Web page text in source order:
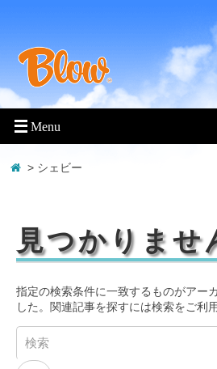
> シェビー
見つかりませ
指定の検索条件に一致するものがアー
した。関連記事を探すには検索をご利